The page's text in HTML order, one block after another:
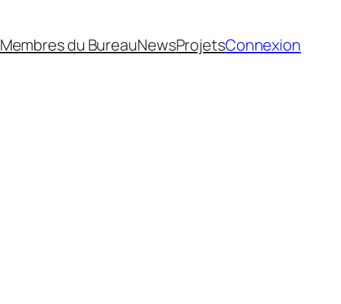
Membres du BureauNewsProjetsConnexion